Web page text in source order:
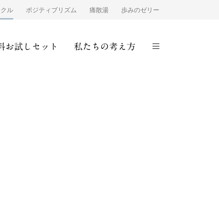
ル ポジティブリズム 痛散湯 歩みのゼリー
お試しセット 私たちの考え方